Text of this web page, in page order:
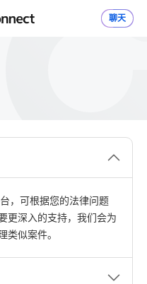
聊天
，可根据您的法律问题
更深入的支持，我们会为
类似案件。